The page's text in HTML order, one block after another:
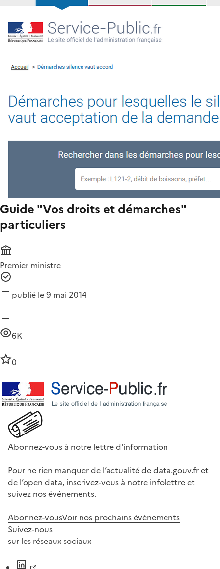
Guide "Vos droits et démarches"
particuliers
Premier ministre
publié le 9 mai 2014
6K
0
Abonnez-vous à notre lettre d'information
Pour ne rien manquer de l’actualité de data.gouv.fr et
de l’open data, inscrivez-vous à notre infolettre et
suivez nos événements.
Abonnez-vousVoir nos prochains évènements
Suivez-nous
sur les réseaux sociaux